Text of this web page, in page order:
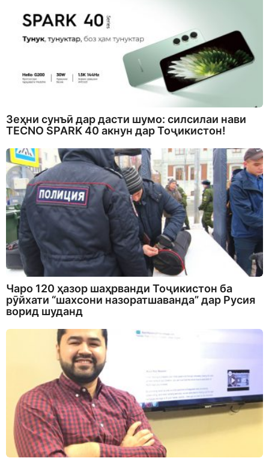
Зеҳни сунъӣ дар дасти шумо: силсилаи нави
TECNO SPARK 40 акнун дар Тоҷикистон!
Чаро 120 ҳазор шаҳрванди Тоҷикистон ба
рӯйхати “шахсони назоратшаванда” дар Русия
ворид шуданд